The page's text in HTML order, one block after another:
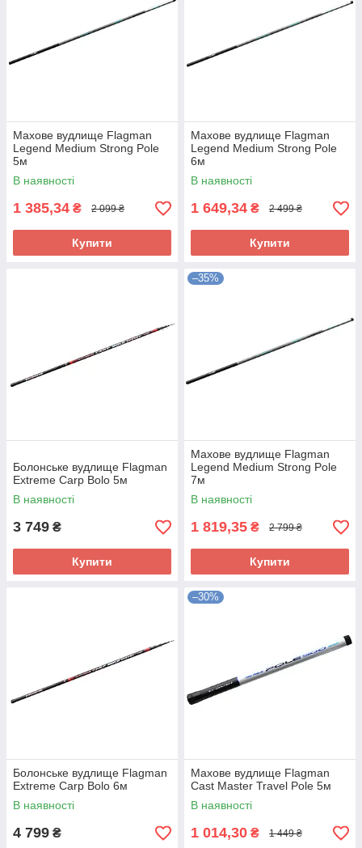
Махове вудлище Flagman
Legend Medium Strong Pole
5м
В наявності
1 385,34 ₴ 2 099 ₴
Купити
Махове вудлище Flagman
Legend Medium Strong Pole
6м
В наявності
1 649,34 ₴ 2 499 ₴
Купити
Болонське вудлище Flagman
Extreme Carp Bolo 5м
В наявності
3 749 ₴
Купити
–35%
Махове вудлище Flagman
Legend Medium Strong Pole
7м
В наявності
1 819,35 ₴ 2 799 ₴
Купити
Болонське вудлище Flagman
Extreme Carp Bolo 6м
В наявності
4 799 ₴
–30%
Махове вудлище Flagman
Cast Master Travel Pole 5м
В наявності
1 014,30 ₴ 1 449 ₴